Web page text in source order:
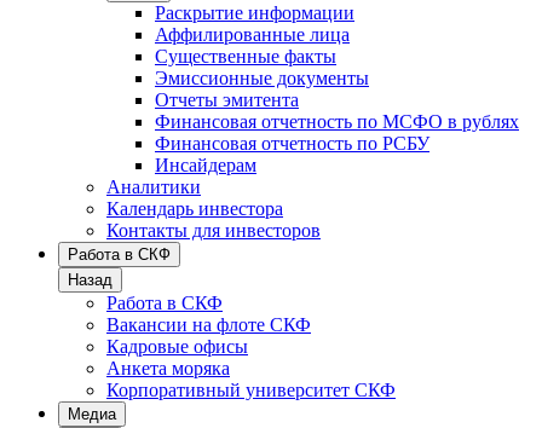
Раскрытие информации
Аффилированные лица
Существенные факты
Эмиссионные документы
Отчеты эмитента
Финансовая отчетность по МСФО в рублях
Финансовая отчетность по РСБУ
Инсайдерам
Аналитики
Календарь инвестора
Контакты для инвесторов
Работа в СКФ
Назад
Работа в СКФ
Вакансии на флоте СКФ
Кадровые офисы
Анкета моряка
Корпоративный университет СКФ
Медиа